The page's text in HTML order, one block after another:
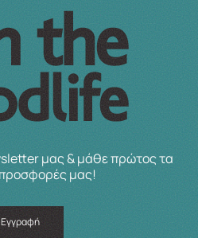
μας & μάθε πρώτος τα
προσφορές μας!
Εγγραφή